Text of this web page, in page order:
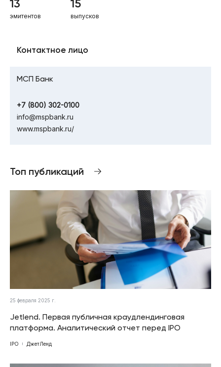
13
эмитентов
15
выпусков
Контактное лицо
МСП Банк
+7 (800) 302-0100
info@mspbank.ru
www.mspbank.ru/
Топ публикаций
25 февраля 2025 г.
Jetlend. Первая публичная краудлендинговая
платформа. Аналитический отчет перед IPO
IPO ДжетЛенд